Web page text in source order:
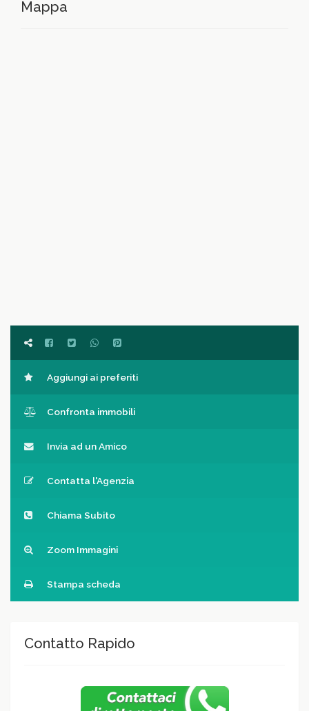
Mappa
Aggiungi ai preferiti
Confronta immobili
Invia ad un Amico
Contatta l'Agenzia
Chiama Subito
Zoom Immagini
Stampa scheda
Contatto Rapido